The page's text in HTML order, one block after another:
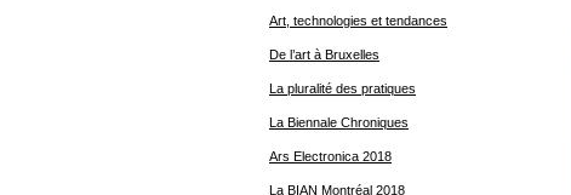
Art, technologies et tendances
De l’art à Bruxelles
La pluralité des pratiques
La Biennale Chroniques
Ars Electronica 2018
La BIAN Montréal 2018